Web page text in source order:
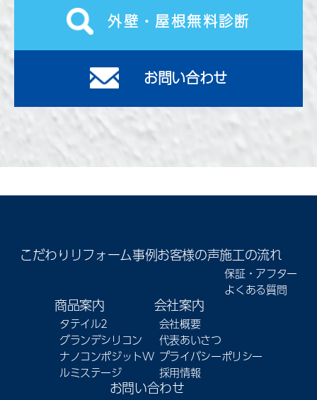
外壁・屋根無料診断
お問い合わせ
こだわり リフォーム事例お客様の声施工の流れ
保証・アフター
よくある質問
商品案内
タテイル2
グランデシリコン
ナノコンポジットW
ルミステージ
会社案内
会社概要
代表あいさつ
プライバシーポリシー
採用情報
お問い合わせ